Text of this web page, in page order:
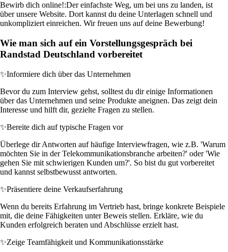
Bewirb dich online!:Der einfachste Weg, um bei uns zu landen, ist
über unsere Website. Dort kannst du deine Unterlagen schnell und
unkompliziert einreichen. Wir freuen uns auf deine Bewerbung!
Wie man sich auf ein Vorstellungsgespräch bei
Randstad Deutschland vorbereitet
✨Informiere dich über das Unternehmen
Bevor du zum Interview gehst, solltest du dir einige Informationen
über das Unternehmen und seine Produkte aneignen. Das zeigt dein
Interesse und hilft dir, gezielte Fragen zu stellen.
✨Bereite dich auf typische Fragen vor
Überlege dir Antworten auf häufige Interviewfragen, wie z.B. 'Warum
möchten Sie in der Telekommunikationsbranche arbeiten?' oder 'Wie
gehen Sie mit schwierigen Kunden um?'. So bist du gut vorbereitet
und kannst selbstbewusst antworten.
✨Präsentiere deine Verkaufserfahrung
Wenn du bereits Erfahrung im Vertrieb hast, bringe konkrete Beispiele
mit, die deine Fähigkeiten unter Beweis stellen. Erkläre, wie du
Kunden erfolgreich beraten und Abschlüsse erzielt hast.
✨Zeige Teamfähigkeit und Kommunikationsstärke